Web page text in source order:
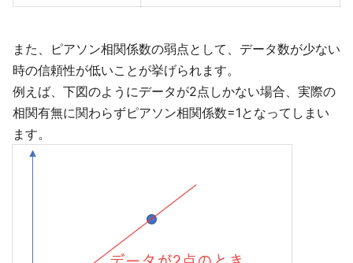
また、ピアソン相関係数の弱点として、データ数が少ない
時の信頼性が低いことが挙げられます。
例えば、下図のようにデータが2点しかない場合、実際の
相関有無に関わらずピアソン相関係数=1となってしまい
ます。